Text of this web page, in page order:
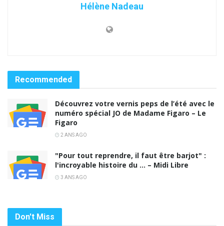
Hélène Nadeau
Recommended
Découvrez votre vernis peps de l’été avec le
numéro spécial JO de Madame Figaro – Le
Figaro
2 ANS AGO
"Pour tout reprendre, il faut être barjot" :
l'incroyable histoire du … – Midi Libre
3 ANS AGO
Don't Miss